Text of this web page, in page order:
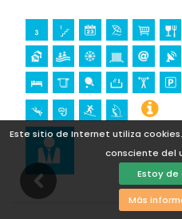
Este sitio de Internet utiliza
consciente del
Estoy de
Más